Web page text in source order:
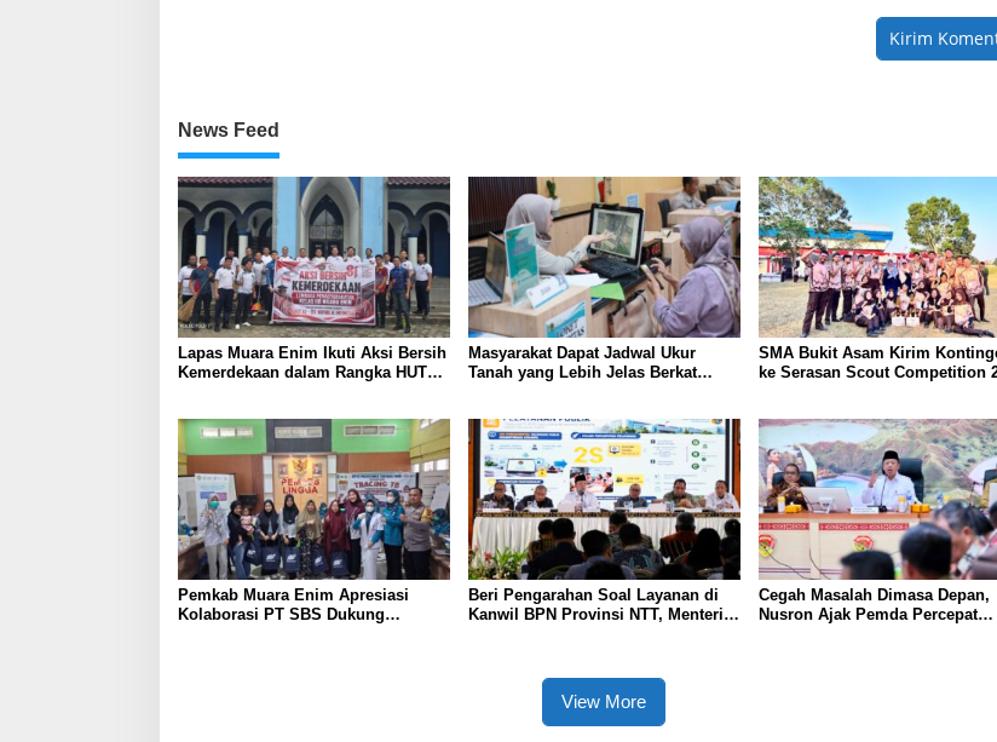
News Feed
Lapas Muara Enim Ikuti Aksi Bersih
Kemerdekaan dalam Rangka HUT
Masyarakat Dapat Jadwal Ukur
Tanah yang Lebih Jelas Berkat
SMA Bukit Asam Kirim
ke Serasan Scout Competition
Pemkab Muara Enim Apresiasi
Kolaborasi PT SBS Dukung
Beri Pengarahan Soal Layanan di
Kanwil BPN Provinsi NTT, Menteri
Cegah Masalah Dimasa Depan,
Nusron Ajak Pemda Percepat
View More